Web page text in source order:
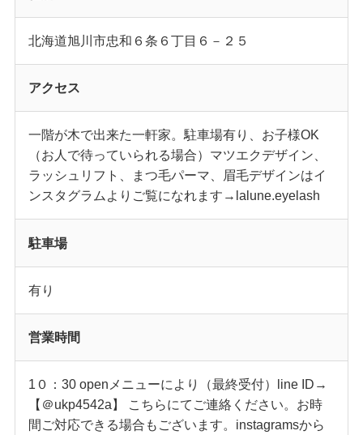
北海道旭川市忠和６条６丁目６－２５
アクセス
一階が木で出来た一軒家。駐車場有り、お子様OK
（お人で待っていられる場合）マツエクデザイン、
ラッシュリフト、まつ毛パーマ、眉毛デザインはイ
ンスタグラムよりご覧になれます→lalune.eyelash
駐車場
有り
営業時間
1０：30 openメニューにより（最終受付）line ID→
【＠ukp4542a】 こちらにてご連絡ください。お時
間ご対応できる場合もございます。instagramsから